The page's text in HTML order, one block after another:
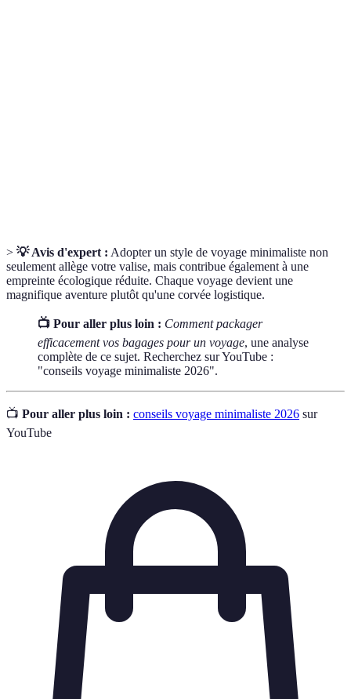
> 💡 Avis d'expert : Adopter un style de voyage minimaliste non
seulement allège votre valise, mais contribue également à une
empreinte écologique réduite. Chaque voyage devient une
magnifique aventure plutôt qu'une corvée logistique.
📺 Pour aller plus loin : Comment packager
efficacement vos bagages pour un voyage, une analyse
complète de ce sujet. Recherchez sur YouTube :
"conseils voyage minimaliste 2026".
📺 Pour aller plus loin : conseils voyage minimaliste 2026 sur
YouTube